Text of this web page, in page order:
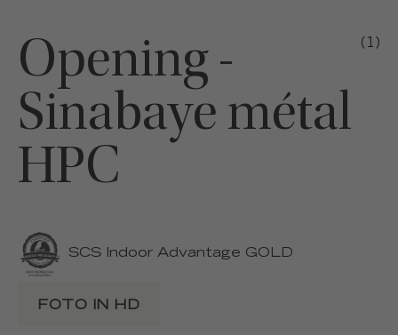
Opening -
Sinabaye métal
HPC
(1)
SCS Indoor Advantage GOLD
FOTO IN HD